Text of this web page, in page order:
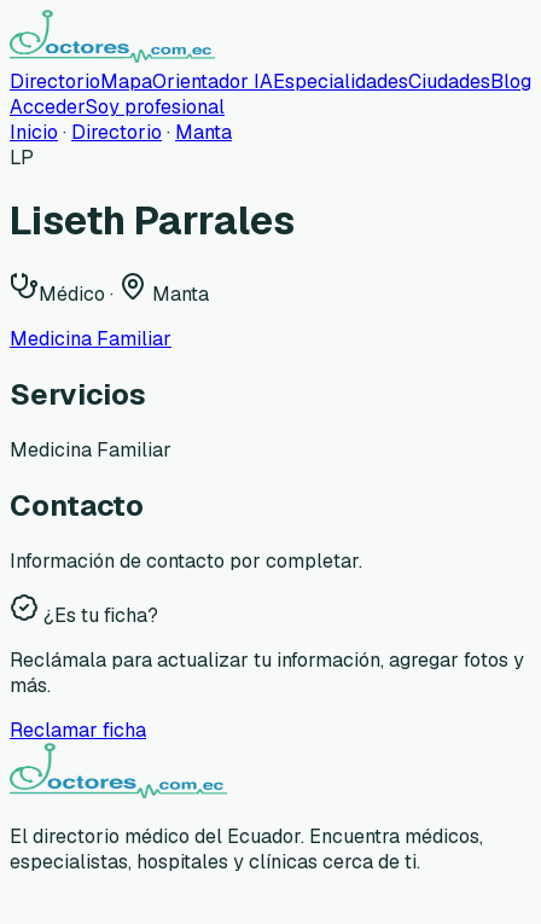
DirectorioMapaOrientador IAEspecialidadesCiudadesBlog
AccederSoy profesional
Inicio · Directorio · Manta
LP
Liseth Parrales
Médico ·
Manta
Medicina Familiar
Servicios
Medicina Familiar
Contacto
Información de contacto por completar.
¿Es tu ficha?
Reclámala para actualizar tu información, agregar fotos y
más.
Reclamar ficha
El directorio médico del Ecuador. Encuentra médicos,
especialistas, hospitales y clínicas cerca de ti.